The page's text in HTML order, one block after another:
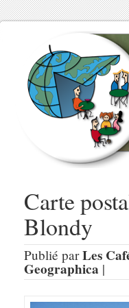
Carte
Blondy
Publié parLes
Geographica |